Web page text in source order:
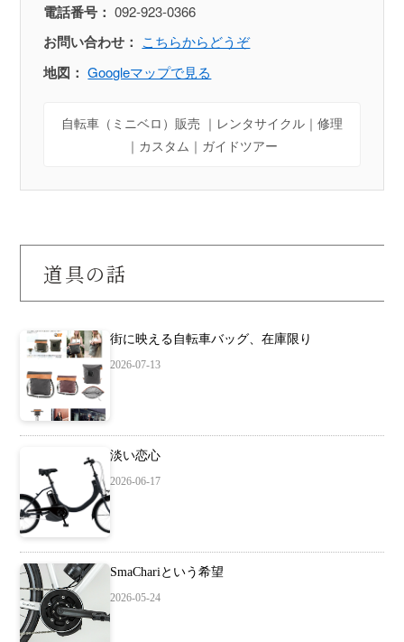
電話番号： 092-923-0366
お問い合わせ： こちらからどうぞ
地図： Googleマップで見る
自転車（ミニベロ）販売 ｜レンタサイクル｜修理
｜カスタム｜ガイドツアー
道具の話
街に映える自転車バッグ、在庫限り
2026-07-13
淡い恋心
2026-06-17
SmaChariという希望
2026-05-24